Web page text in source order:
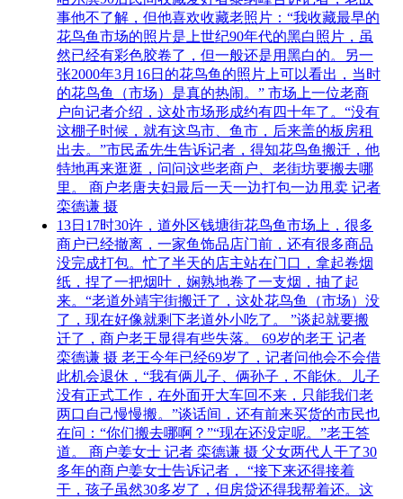
事他不了解，但他喜欢收藏老照片：“我收藏最早的
花鸟鱼市场的照片是上世纪90年代的黑白照片，虽
然已经有彩色胶卷了，但一般还是用黑白的。另一
张2000年3月16日的花鸟鱼的照片上可以看出，当时
的花鸟鱼（市场）是真的热闹。” 市场上一位老商
户向记者介绍，这处市场形成约有四十年了。“没有
这棚子时候，就有这鸟市、鱼市，后来盖的板房租
出去。”市民孟先生告诉记者，得知花鸟鱼搬迁，他
特地再来逛逛，问问这些老商户、老街坊要搬去哪
里。 商户老唐夫妇最后一天一边打包一边甩卖 记者
栾德谦 摄
13日17时30许，道外区钱塘街花鸟鱼市场上，很多
商户已经撤离，一家鱼饰品店门前，还有很多商品
没完成打包。忙了半天的店主站在门口，拿起卷烟
纸，捏了一把烟叶，娴熟地卷了一支烟，抽了起
来。“老道外靖宇街搬迁了，这处花鸟鱼（市场）没
了，现在好像就剩下老道外小吃了。 ”谈起就要搬
迁了，商户老王显得有些失落。 69岁的老王 记者
栾德谦 摄 老王今年已经69岁了，记者问他会不会借
此机会退休，“我有俩儿子、俩孙子，不能休。儿子
没有正式工作，在外面开大车回不来，只能我们老
两口自己慢慢搬。”谈话间，还有前来买货的市民也
在问：“你们搬去哪啊？”“现在还没定呢。”老王答
道。 商户姜女士 记者 栾德谦 摄 父女两代人干了30
多年的商户姜女士告诉记者， “接下来还得接着
干，孩子虽然30多岁了，但房贷还得我帮着还。这